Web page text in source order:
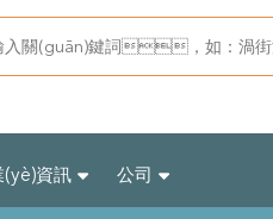
(yè)資訊 公司